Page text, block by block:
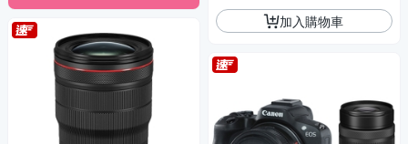
加入購物車